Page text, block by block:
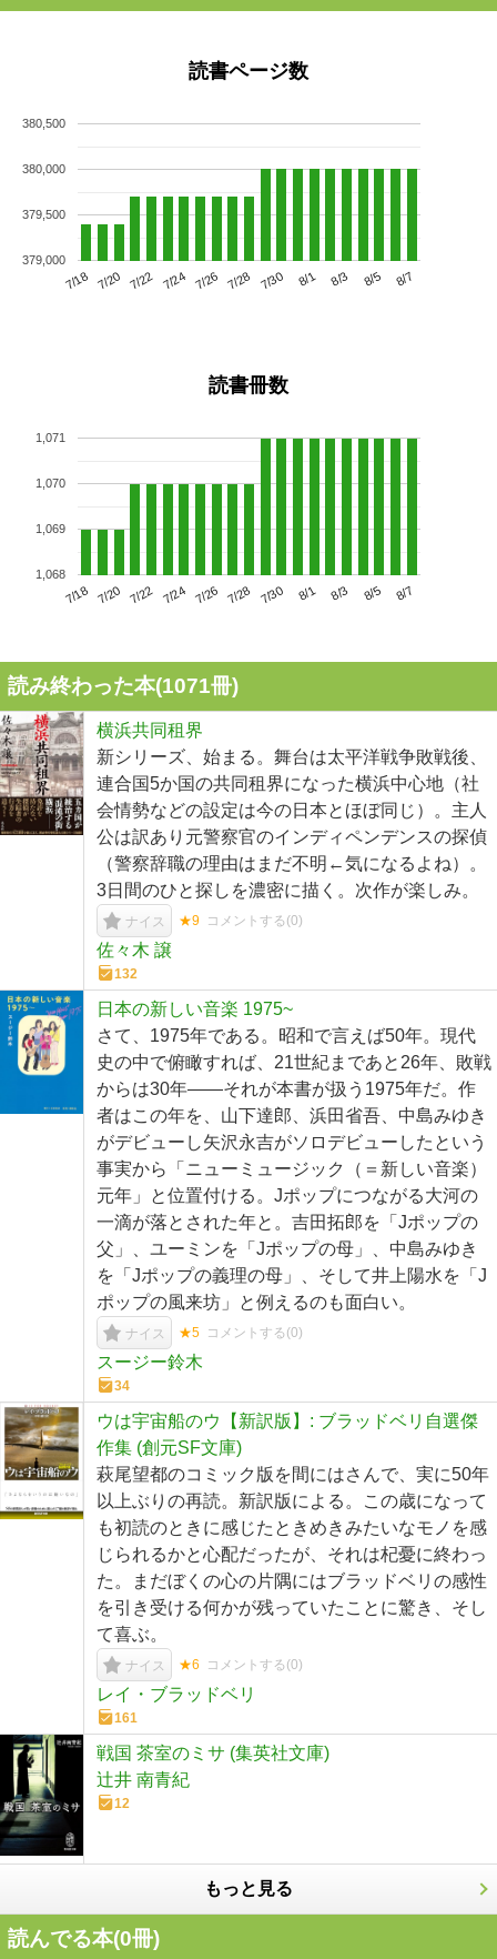
読書ページ数
7/18 7/20 7/22 7/24 7/26 7/28 7/30 8/1 8/3 8/5 8/7
379,000
379,500
380,000
380,500
読書冊数
7/18 7/20 7/22 7/24 7/26 7/28 7/30 8/1 8/3 8/5 8/7
1,068
1,069
1,070
1,071
読み終わった本(1071冊)
横浜共同租界
新シリーズ、始まる。舞台は太平洋戦争敗戦後、
連合国5か国の共同租界になった横浜中心地（社
会情勢などの設定は今の日本とほぼ同じ）。主人
公は訳あり元警察官のインディペンデンスの探偵
（警察辞職の理由はまだ不明←気になるよね）。
3日間のひと探しを濃密に描く。次作が楽しみ。
ナイス ★9 コメントする(0)
佐々木 譲
132
日本の新しい音楽 1975~
さて、1975年である。昭和で言えば50年。現代
史の中で俯瞰すれば、21世紀まであと26年、敗戦
からは30年――それが本書が扱う1975年だ。作
者はこの年を、山下達郎、浜田省吾、中島みゆき
がデビューし矢沢永吉がソロデビューしたという
事実から「ニューミュージック（＝新しい音楽）
元年」と位置付ける。Jポップにつながる大河の
一滴が落とされた年と。吉田拓郎を「Jポップの
父」、ユーミンを「Jポップの母」、中島みゆき
を「Jポップの義理の母」、そして井上陽水を「J
ポップの風来坊」と例えるのも面白い。
ナイス ★5 コメントする(0)
スージー鈴木
34
ウは宇宙船のウ【新訳版】: ブラッドベリ自選傑
作集 (創元SF文庫)
萩尾望都のコミック版を間にはさんで、実に50年
以上ぶりの再読。新訳版による。この歳になって
も初読のときに感じたときめきみたいなモノを感
じられるかと心配だったが、それは杞憂に終わっ
た。まだぼくの心の片隅にはブラッドベリの感性
を引き受ける何かが残っていたことに驚き、そし
て喜ぶ。
ナイス ★6 コメントする(0)
レイ・ブラッドベリ
161
戦国 茶室のミサ (集英社文庫)
辻井 南青紀
12
もっと見る
読んでる本(0冊)